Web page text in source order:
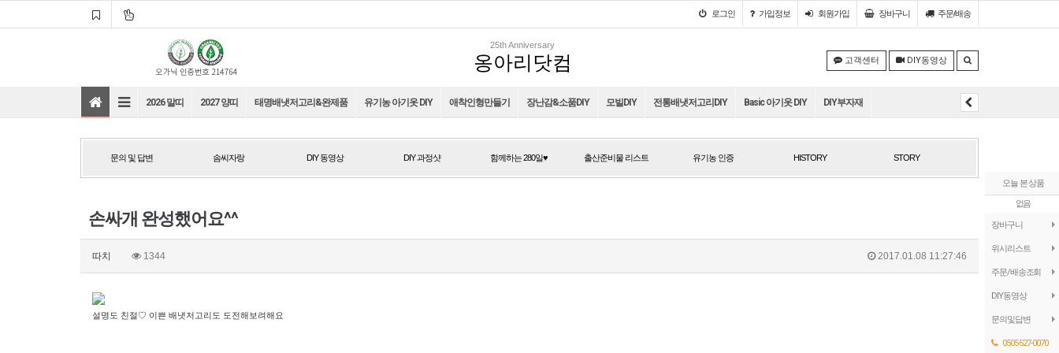
로그인 가입정보 회원가입 장바구니 주문/배송
오늘 본 상품
없음
장바구니
위시리스트
주문/배송조회
바로가기
DIY동영상
문의및답변
바로가기
0505-527-0070
25th Anniversary
옹아리닷컴 고객센터 DIY동영상
2026 말띠 2027 양띠 태명배냇저고리&완제품 유기농 아기옷 DIY 애착인형만들기 장난감&소품DIY 모빌DIY 전통배냇저고리DIY Basic 아기옷 DIY DIY부자재
문의 및 답변 솜씨자랑 DIY 동영상 DIY 과정샷 함께하는 280일♥ 출산준비물 리스트 유기농 인증 HISTORY STORY
손싸개 완성했어요^^
따치 1344 2017.01.08 11:27:46
설명도 친절♡ 이쁜 배냇저고리도 도전해보려해요